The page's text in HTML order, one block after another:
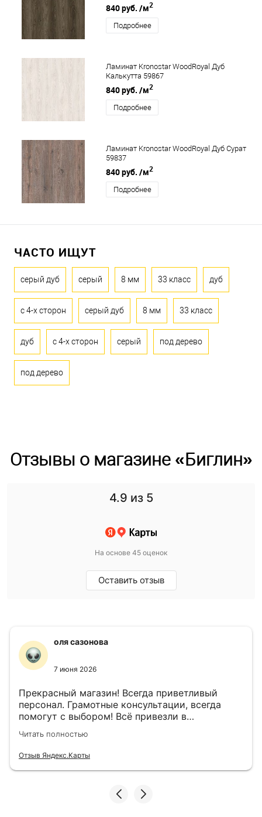
840 руб. /м2
Подробнее
Ламинат Kronostar WoodRoyal Дуб
Калькутта 59867
840 руб. /м2
Подробнее
Ламинат Kronostar WoodRoyal Дуб Сурат
59837
840 руб. /м2
Подробнее
ЧАСТО ИЩУТ
серый дуб серый 8 мм 33 класс дуб
с 4-х сторон серый дуб 8 мм 33 класс
дуб с 4-х сторон серый под дерево
под дерево
Отзывы о магазине «Биглин»
4.9 из 5
На основе 45 оценок
Оставить отзыв
оля сазонова
7 июня 2026
Прекрасный магазин! Всегда приветливый
персонал. Грамотные консультации, всегда
помогут с выбором! Всё привезли в
назначенный день!
Читать полностью
Отзыв Яндекс.Карты